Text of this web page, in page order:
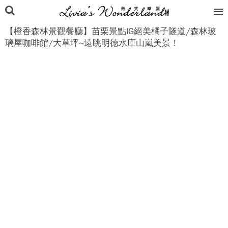
【橙香森林景觀餐廳】苗栗景點IG絕美橘子隧道/森林玻
璃屋咖啡館/大草坪~遠眺明德水庫山嵐美景！